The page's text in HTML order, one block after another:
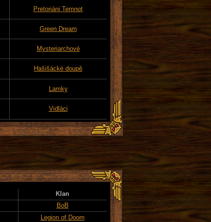
Pretoriáni Temnot
Green Dream
Mysteriarchové
Hašišácké doupě
Lamky
Vidláci
Klan
BoB
Legion of Doom